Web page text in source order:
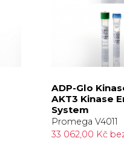
ADP-Glo
AKT3 Kinase
System
Promega V4011
33 062,00 Kč